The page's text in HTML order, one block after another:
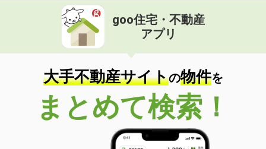
goo住宅・不動産
アプリ
大手不動産サイトの物件を
まとめて検索！